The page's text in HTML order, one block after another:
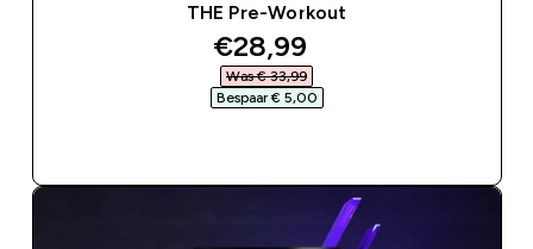
THE Pre-Workout
discounted price
€28,99‎
Was € 33,99‎
Bespaar € 5,00‎